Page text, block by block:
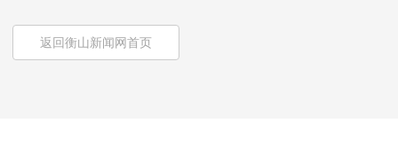
返回衡山新闻网首页